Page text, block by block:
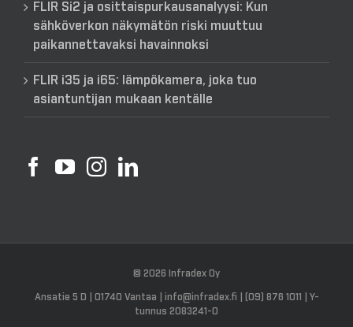
FLIR Si2 ja osittaispurkausanalyysi: Kun
sähköverkon näkymätön riski muuttuu
paikannettavaksi havainnoksi
FLIR i35 ja i65: lämpökamera, joka tuo
asiantuntijan mukaan kentälle
© 2026 Infradex Oy
Ansatie 5 D | 01740 Vantaa | info@infradex.fi | (09) 876 1011 | Y-
tunnus 2083241-0